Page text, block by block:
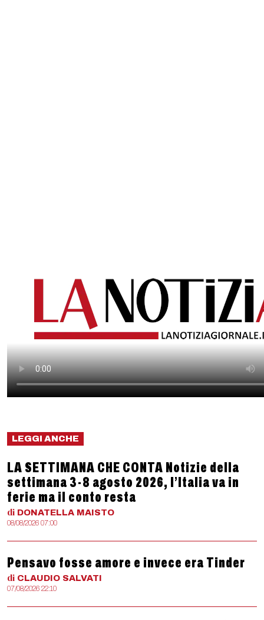
LEGGI ANCHE
LA SETTIMANA CHE CONTA Notizie della
settimana 3-8 agosto 2026, l’Italia va in
ferie ma il conto resta
di DONATELLA MAISTO
08/08/2026 07:00
Pensavo fosse amore e invece era Tinder
di CLAUDIO SALVATI
07/08/2026 22:10